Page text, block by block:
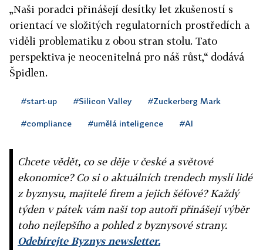
„Naši poradci přinášejí desítky let zkušeností s
orientací ve složitých regulatorních prostředích a
viděli problematiku z obou stran stolu. Tato
perspektiva je neocenitelná pro náš růst,“ dodává
Špidlen.
#start-up #Silicon Valley #Zuckerberg Mark
#compliance #umělá inteligence #AI
Chcete vědět, co se děje v české a světové
ekonomice? Co si o aktuálních trendech myslí lidé
z byznysu, majitelé firem a jejich šéfové? Každý
týden v pátek vám naši top autoři přinášejí výběr
toho nejlepšího a pohled z byznysové strany.
Odebírejte Byznys newsletter.